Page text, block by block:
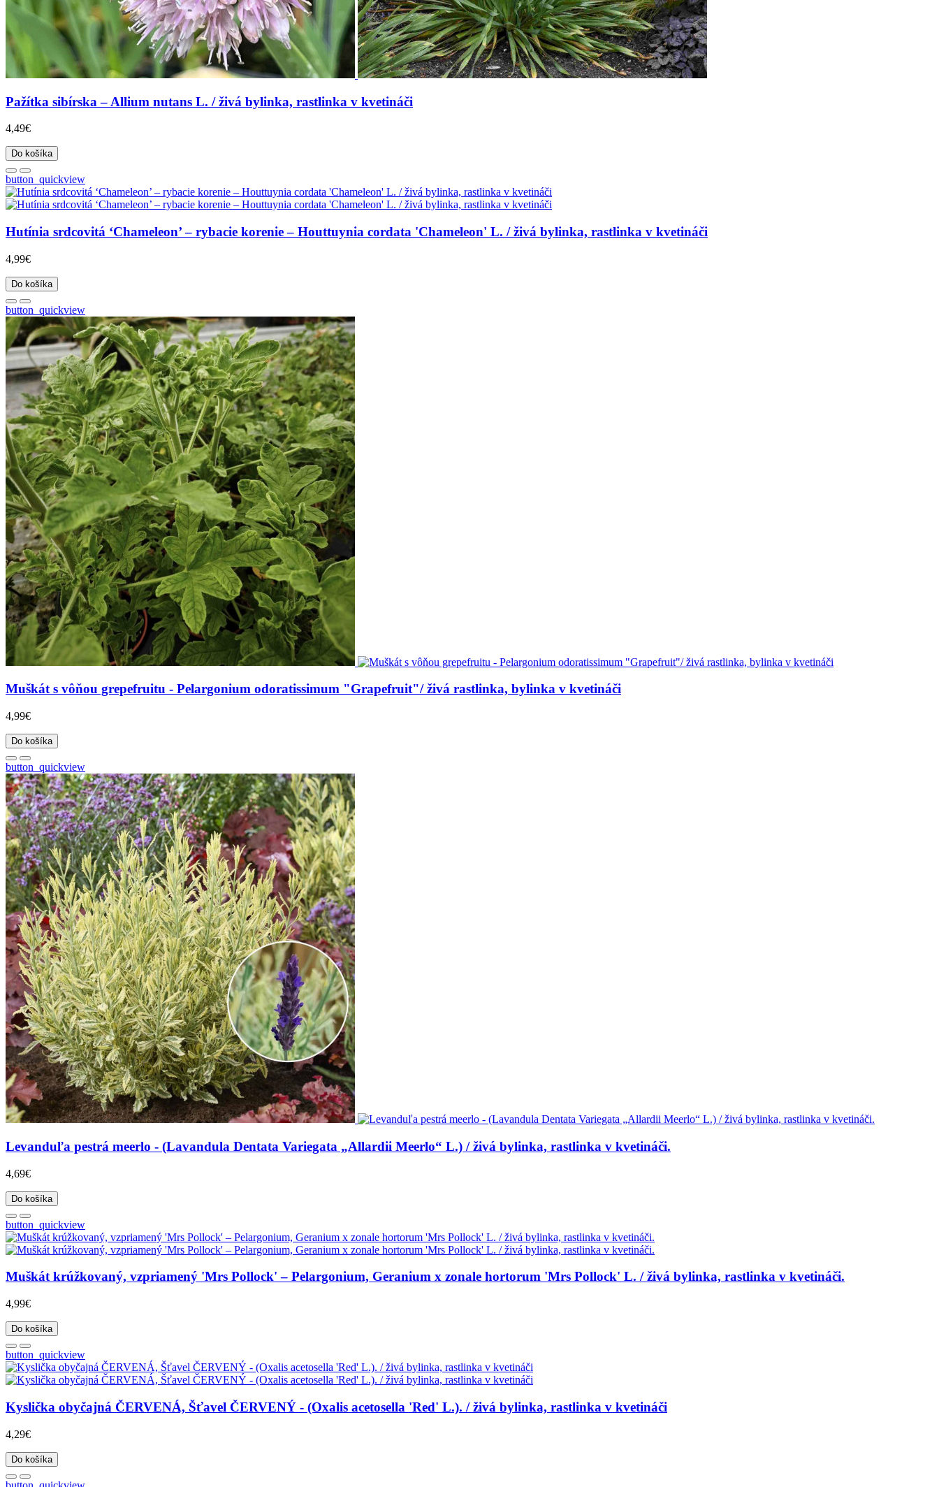
Pažítka sibírska – Allium nutans L. / živá bylinka, rastlinka v kvetináči
4,49€
Do košíka
button_quickview
Hutínia srdcovitá ‘Chameleon’ – rybacie korenie – Houttuynia cordata 'Chameleon' L. / živá bylinka, rastlinka v kvetináči
4,99€
Do košíka
button_quickview
Muškát s vôňou grepefruitu - Pelargonium odoratissimum "Grapefruit"/ živá rastlinka, bylinka v kvetináči
4,99€
Do košíka
button_quickview
Levanduľa pestrá meerlo - (Lavandula Dentata Variegata „Allardii Meerlo“ L.) / živá bylinka, rastlinka v kvetináči.
4,69€
Do košíka
button_quickview
Muškát krúžkovaný, vzpriamený 'Mrs Pollock' – Pelargonium, Geranium x zonale hortorum 'Mrs Pollock' L. / živá bylinka, rastlinka v kvetináči.
4,99€
Do košíka
button_quickview
Kyslička obyčajná ČERVENÁ, Šťavel ČERVENÝ - (Oxalis acetosella 'Red' L.). / živá bylinka, rastlinka v kvetináči
4,29€
Do košíka